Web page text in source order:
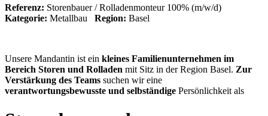
Referenz: Storenbauer / Rolladenmonteur 100% (m/w/d)
Kategorie: Metallbau Region: Basel
Unsere Mandantin ist ein kleines Familienunternehmen im
Bereich Storen und Rolladen mit Sitz in der Region Basel. Zur
Verstärkung des Teams suchen wir eine
verantwortungsbewusste und selbständige Persönlichkeit als